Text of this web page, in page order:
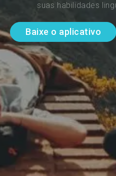
suas habilidades
Baixe o aplicativo